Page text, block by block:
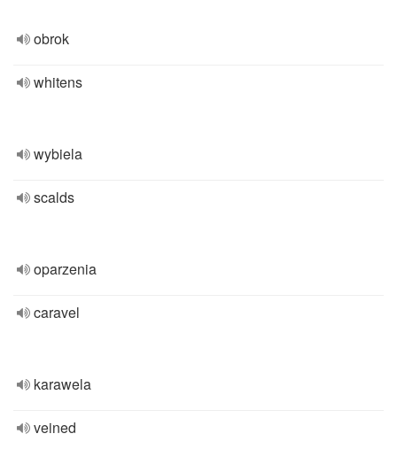
obrok
whitens
wybiela
scalds
oparzenia
caravel
karawela
veined